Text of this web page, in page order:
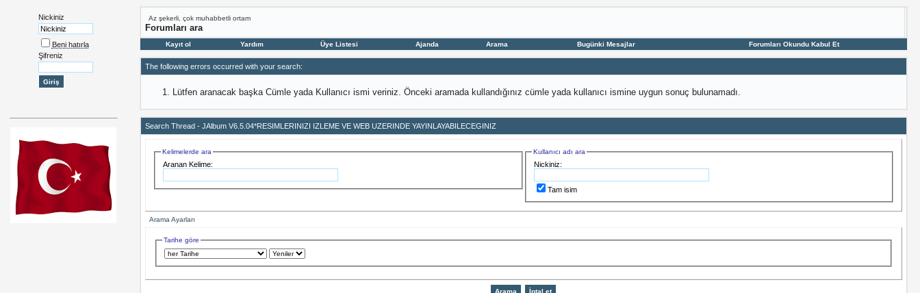
Nickiniz
Beni hatırla
Şifreniz
Az şekerli, çok muhabbetli ortam
Forumları ara
Kayıt ol Yardım Üye Listesi Ajanda Arama Bugünki Mesajlar Forumları Okundu Kabul Et
The following errors occurred with your search:
Lütfen aranacak başka Cümle yada Kullanıcı ismi veriniz. Önceki aramada kullandığınız cümle yada kullanıcı ismine uygun sonuç bulunamadı.
Search Thread - JAlbum V6.5.04*RESIMLERINIZI IZLEME VE WEB UZERINDE YAYINLAYABILECEGINIZ
Kelimelerde ara
Aranan Kelime:
Kullanıcı adı ara
Nickiniz:
Tam isim
Arama Ayarları
Tarihe göre